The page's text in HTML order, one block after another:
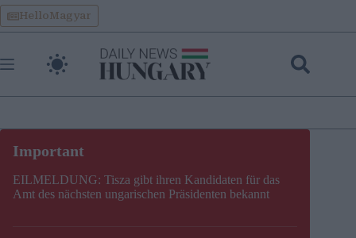
Skip
to
content
HelloMagyar
EILMELDUNG: Tisza gibt ihren Kandidaten für das
Amt des nächsten ungarischen Präsidenten bekannt